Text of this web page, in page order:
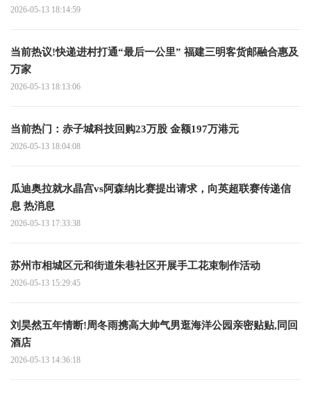
2026-05-13 18:14:59
当前热议!快递进村打通“最后一公里” 福建三明客货邮融合惠及
万家
2026-05-13 18:13:06
当前热门：赤子城科技回购23万股 金额197万港元
2026-05-13 18:04:08
瓜迪奥拉就水晶宫vs阿森纳比赛提出请求，向英超联赛传递信
息 热消息
2026-05-13 17:33:38
苏州市相城区元和街道朱巷社区开展手工花束制作活动
2026-05-13 15:29:45
刘昊然五年情断!周冬雨携高大帅气男逛海洋公园亲密贴贴,同回
酒店
2026-05-13 14:36:18